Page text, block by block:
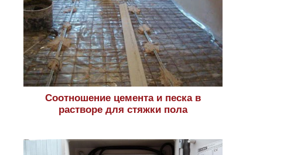
Соотношение цемента и песка в
растворе для стяжки пола